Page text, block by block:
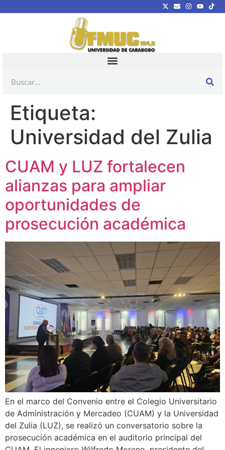
Etiqueta:
Universidad del Zulia
CUAM y LUZ fortalecen
alianzas para ampliar
oportunidades de
prosecución académica
En el marco del Convenio entre el Colegio Universitario
de Administración y Mercadeo (CUAM) y la Universidad
del Zulia (LUZ), se realizó un conversatorio sobre la
prosecución académica en el auditorio principal del